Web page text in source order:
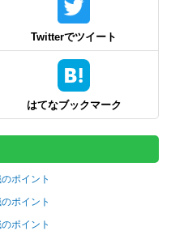
Twitterでツイート
はてなブックマーク
ポイント
ポイント
ポイント